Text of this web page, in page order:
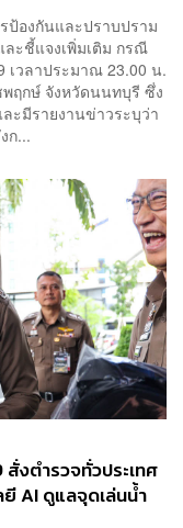
องกันและปราบปราม
ะชี้แจงเพิ่มเติม กรณี
เวลาประมาณ 23.00 น.
ฤกษ์ จังหวัดนนทบุรี ซึ่ง
ะมีรายงานข่าวระบุว่า
ก...
งตำรวจทั่วประเทศ
AI ดูแลจุดเล่นน้ำ